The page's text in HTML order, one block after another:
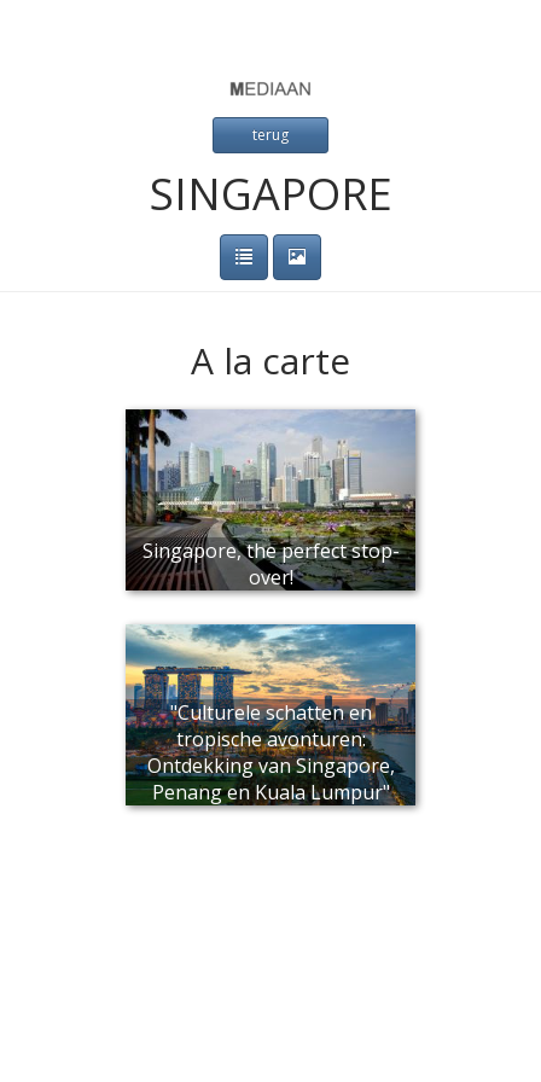
terug
SINGAPORE
A la carte
Singapore, the perfect stop-
over!
"Culturele schatten en
tropische avonturen:
Ontdekking van Singapore,
Penang en Kuala Lumpur"